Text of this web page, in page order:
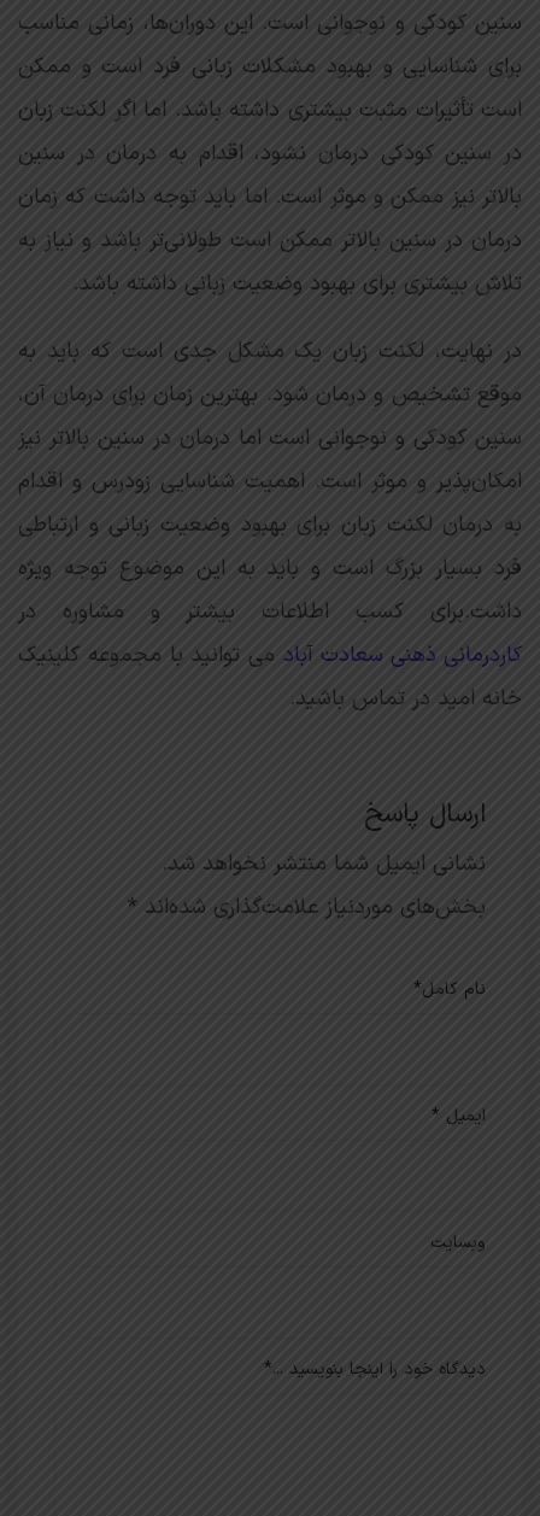
سنین کودکی و نوجوانی است. این دوران‌ها، زمانی مناسب
برای شناسایی و بهبود مشکلات زبانی فرد است و ممکن
است تأثیرات مثبت بیشتری داشته باشد. اما اگر لکنت زبان
در سنین کودکی درمان نشود، اقدام به درمان در سنین
بالاتر نیز ممکن و موثر است. اما باید توجه داشت که زمان
درمان در سنین بالاتر ممکن است طولانی‌تر باشد و نیاز به
تلاش بیشتری برای بهبود وضعیت زبانی داشته باشد.
در نهایت، لکنت زبان یک مشکل جدی است که باید به
موقع تشخیص و درمان شود. بهترین زمان برای درمان آن،
سنین کودکی و نوجوانی است اما درمان در سنین بالاتر نیز
امکان‌پذیر و موثر است. اهمیت شناسایی زودرس و اقدام
به درمان لکنت زبان برای بهبود وضعیت زبانی و ارتباطی
فرد بسیار بزرگ است و باید به این موضوع توجه ویژه
داشت.برای کسب اطلاعات بیشتر و مشاوره در
کاردرمانی ذهنی سعادت آباد می توانید با مجموعه کلینیک
خانه امید در تماس باشید.
ارسال پاسخ
نشانی ایمیل شما منتشر نخواهد شد.
بخش‌های موردنیاز علامت‌گذاری شده‌اند *
نام کامل*
ایمیل *
وبسایت
دیدگاه خود را اینجا بنویسید ...*